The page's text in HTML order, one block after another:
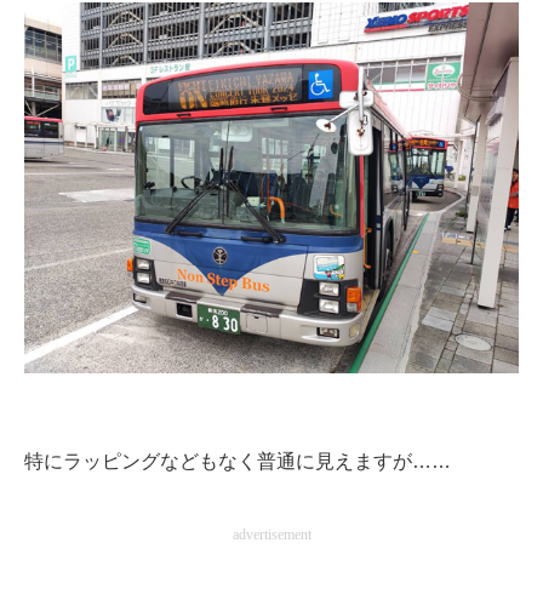
好きが集まる 比べて選べる
ビジネスと働き方のヒント
AI活用のいまが分かる
企業ITのトレンドを詳説
経営リーダーのコミュニティ
マーケ×ITの今がよく分かる
ITエンジニア向け専門サイト
IT製品の技術・比較・事例
特にラッピングなどもなく普通に見えますが……
advertisement